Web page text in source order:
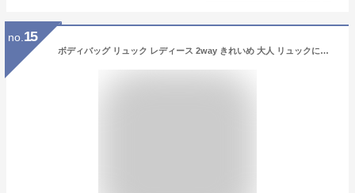
no. 15
ボディバッグ リュック レディース 2way きれいめ 大人 リュックにも なる ショルダーバッグ ワンショルダー ナイロン ブラック おしゃれ 斜めがけ 軽量 旅行 行楽 GrandeGrace グレイス 母の日